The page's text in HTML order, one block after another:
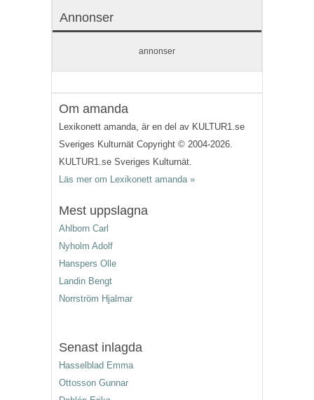
Annonser
annonser
Om amanda
Lexikonett amanda, är en del av KULTUR1.se
Sveriges Kulturnät Copyright © 2004-2026.
KULTUR1.se Sveriges Kulturnät.
Läs mer om Lexikonett amanda »
Mest uppslagna
Ahlborn Carl
Nyholm Adolf
Hanspers Olle
Landin Bengt
Norrström Hjalmar
Senast inlagda
Hasselblad Emma
Ottosson Gunnar